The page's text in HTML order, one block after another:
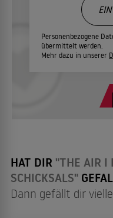
Personenbezogene
übermittelt werden.
Mehr dazu in unserer
HAT DIR "THE AIR I
SCHICKSALS"
Dann gefällt dir